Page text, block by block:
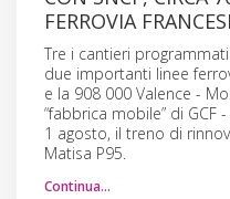
FERROVIA
Tre i cantieri
due importanti linee
e la 908 000 Valence -
“fabbrica mobile” di GCF
1 agosto, il treno di
Matisa P95.
Continua…